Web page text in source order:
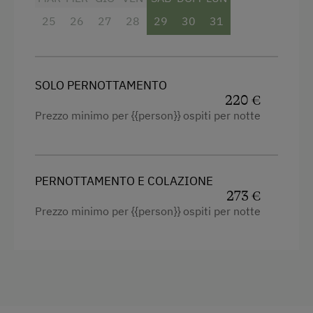
Balcone/terrazza
Televisione
Vista giardino
Asciugamani
Forno a microonde
25
26
27
28
29
30
31
SOLO PERNOTTAMENTO
220 €
Prezzo minimo per {{person}} ospiti per notte
PERNOTTAMENTO E COLAZIONE
273 €
Prezzo minimo per {{person}} ospiti per notte